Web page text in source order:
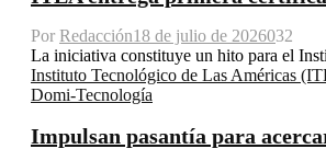
Por Redacción18 de julio de 2026032
La iniciativa constituye un hito para el
Instituto Tecnológico de Las Américas
Domi-Tecnología
Impulsan pasantía para